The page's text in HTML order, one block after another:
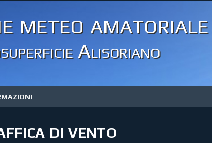
meteo amatoriale
Alisoriano
di vento